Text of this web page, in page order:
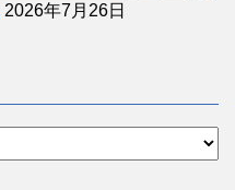
2026年7月26日